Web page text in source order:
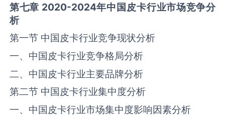
第七章 2020-2024年中国皮卡行业市场竞争分
析
第一节 中国‌‌皮卡‌‌‌行业竞争现状分析
一、中国‌‌皮卡‌‌‌行业竞争格局分析
二、中国‌‌皮卡‌‌‌行业主要品牌分析
第二节 中国‌‌皮卡‌‌‌行业集中度分析
一、中国‌‌皮卡‌‌‌行业市场集中度影响因素分析